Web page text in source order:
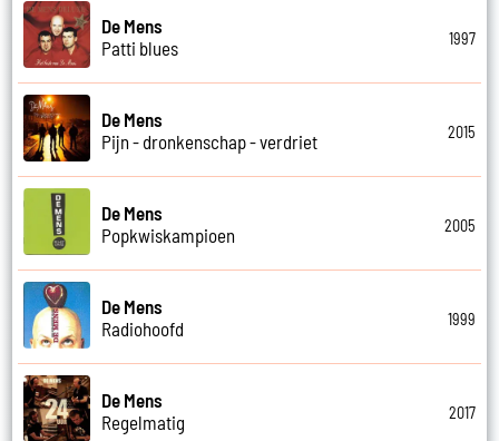
De Mens
Patti blues
1997
De Mens
Pijn - dronkenschap - verdriet
2015
De Mens
Popkwiskampioen
2005
De Mens
Radiohoofd
1999
De Mens
Regelmatig
2017